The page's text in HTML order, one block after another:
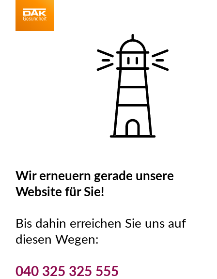
Wir erneuern gerade unsere
Website für Sie!
Bis dahin erreichen Sie uns auf
diesen Wegen:
040 325 325 555